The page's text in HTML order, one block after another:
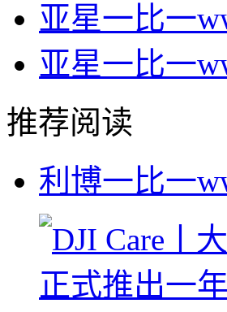
亚星一比一
亚星一比一
推荐阅读
利博一比一